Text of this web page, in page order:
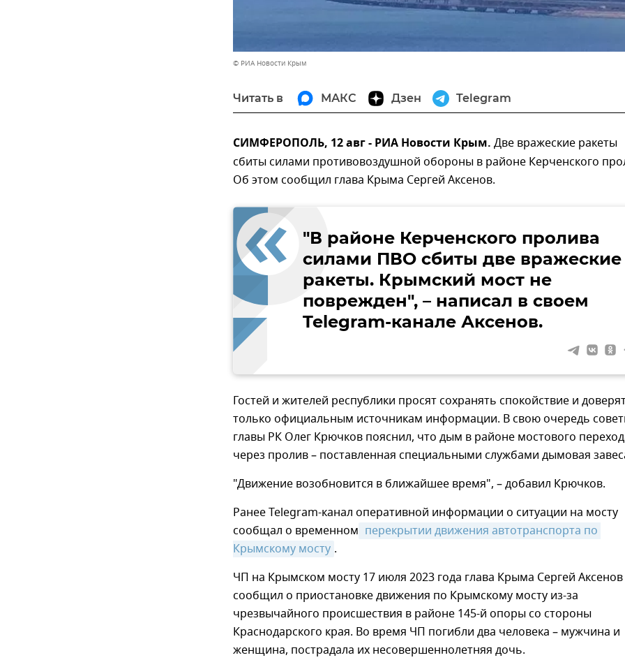
© РИА Новости Крым
Читать в МАКС Дзен Telegram
СИМФЕРОПОЛЬ, 12 авг - РИА Новости Крым. Две вражеские ракеты
сбиты силами противовоздушной обороны в районе Керченского
Об этом сообщил глава Крыма Сергей Аксенов.
"В районе Керченского пролива
силами ПВО сбиты две вражеские
ракеты. Крымский мост не
поврежден", – написал в своем
Telegram-канале Аксенов.
Гостей и жителей республики просят сохранять спокойствие и
только официальным источникам информации. В свою очередь
главы РК Олег Крючков пояснил, что дым в районе мостового
через пролив – поставленная специальными службами дымовая
"Движение возобновится в ближайшее время", – добавил Крючков.
Ранее Telegram-канал оперативной информации о ситуации на мосту
сообщал о временном перекрытии движения автотранспорта по
Крымскому мосту .
ЧП на Крымском мосту 17 июля 2023 года глава Крыма Сергей Аксенов
сообщил о приостановке движения по Крымскому мосту из-за
чрезвычайного происшествия в районе 145-й опоры со стороны
Краснодарского края. Во время ЧП погибли два человека – мужчина и
женщина, пострадала их несовершеннолетняя дочь.